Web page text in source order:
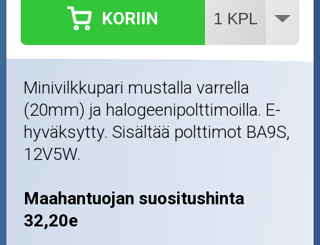
Öljyt ja kemikaalit
Työkalut
Outlet-tuotteet
KORIIN
Minivilkkupari mustalla varrella
(20mm) ja halogeenipolttimoilla. E-
hyväksytty. Sisältää polttimot BA9S,
12V5W.
Maahantuojan suositushinta
32,20e